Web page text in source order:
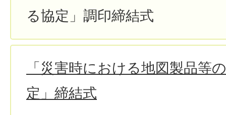
る協定」調印締結式
「災害時における地図製品等
定」締結式